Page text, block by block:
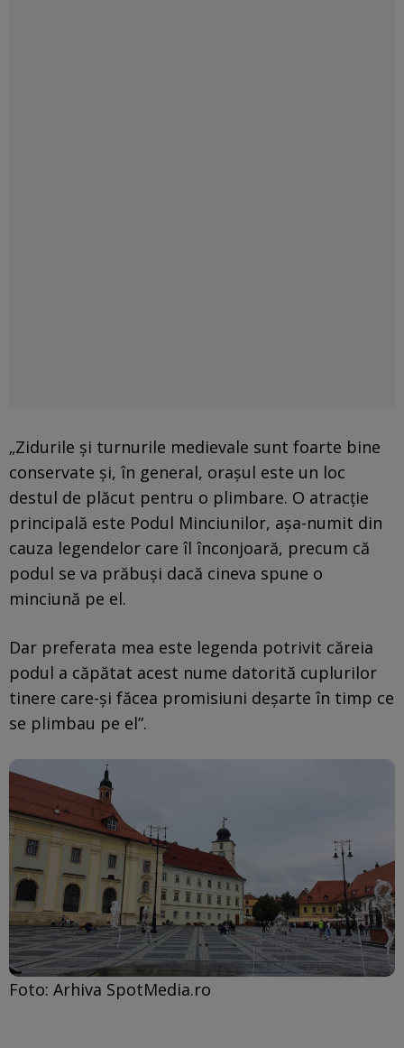
„Zidurile și turnurile medievale sunt foarte bine
conservate și, în general, orașul este un loc
destul de plăcut pentru o plimbare. O atracție
principală este Podul Minciunilor, așa-numit din
cauza legendelor care îl înconjoară, precum că
podul se va prăbuși dacă cineva spune o
minciună pe el.
Dar preferata mea este legenda potrivit căreia
podul a căpătat acest nume datorită cuplurilor
tinere care-și făcea promisiuni deșarte în timp ce
se plimbau pe el”.
Foto: Arhiva SpotMedia.ro